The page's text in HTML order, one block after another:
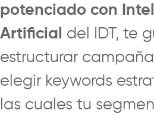
potenciado con
Artificial del IDT, te
estructurar
elegir keywords
las cuales tu